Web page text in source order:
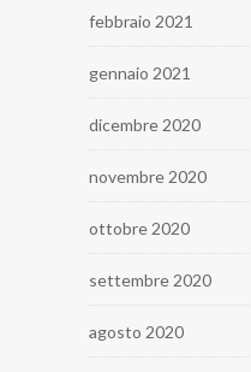
febbraio 2021
gennaio 2021
dicembre 2020
novembre 2020
ottobre 2020
settembre 2020
agosto 2020